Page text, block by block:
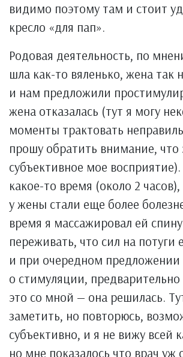
видимо поэтому там и стоит
кресло «для пап».
Родовая деятельность, по
шла как-то вяленько, жена так
и нам предложили
жена отказалась (тут я могу
моменты трактовать
прошу обратить внимание, что
субъективное мое
какое-то время (около 2 часов),
у жены стали еще более
время я массажировал ей
переживать, что сил на потуги
и при очередном предложении
о стимуляции,
это со мной — она решилась.
заметить, но повторюсь,
субъективно, и я не вижу всей
но мне показалось что врач уж